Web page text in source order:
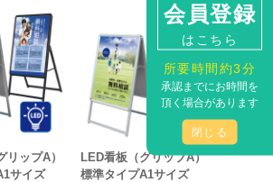
リップA）
サイズ
LED看板（グリップA）
標準タイプA1サイズ
閉じる
会員登録
はこちら
所要時間約3分
承認までにお時間を
頂く場合があります